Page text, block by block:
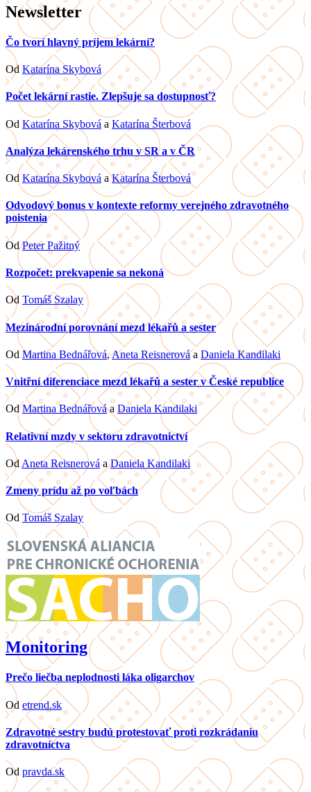
Newsletter
Čo tvorí hlavný príjem lekární?
Od Katarína Skybová
Počet lekární rastie. Zlepšuje sa dostupnosť?
Od Katarína Skybová a Katarína Šterbová
Analýza lekárenského trhu v SR a v ČR
Od Katarína Skybová aKatarína Šterbová
Odvodový bonus v kontexte reformy verejného zdravotného
poistenia
OdPeter Pažitný
Rozpočet: prekvapenie sa nekoná
Od Tomáš Szalay
Mezinárodní porovnání mezd lékařů a sester
Od Martina Bednářová,Aneta Reisnerováa Daniela Kandilaki
Vnitřní diferenciace mezd lékařů a sester v České republice
OdMartina Bednářováa Daniela Kandilaki
Relativní mzdy v sektoru zdravotnictví
Od Aneta Reisnerová aDaniela Kandilaki
Zmeny prídu až po voľbách
Od Tomáš Szalay
Monitoring
Prečo liečba neplodnosti láka oligarchov
Od etrend.sk
Zdravotné sestry budú protestovať proti rozkrádaniu
zdravotníctva
Od pravda.sk